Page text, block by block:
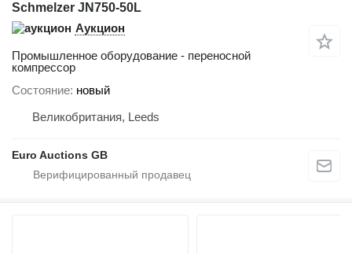
Schmelzer JN750-50L
Аукцион
Промышленное оборудование - переносной
компрессор
Состояние новый
Великобритания, Leeds
Euro Auctions GB